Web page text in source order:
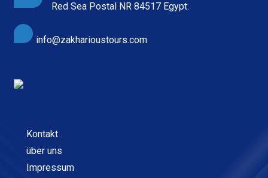
Red Sea Postal NR 84517 Egypt.
info@zakharioustours.com
Kontakt
über uns
Impressum